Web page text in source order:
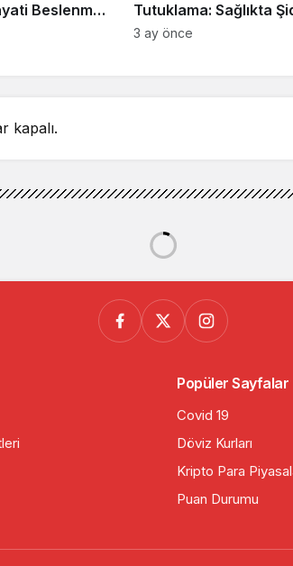
Beslenme
Tutuklama: Sağlıkta
Karşı Caydırıcılık
3 ay önce
kapalı.
Popüler Sayfalar
Covid 19
Döviz Kurları
Kripto Para
Puan Durumu